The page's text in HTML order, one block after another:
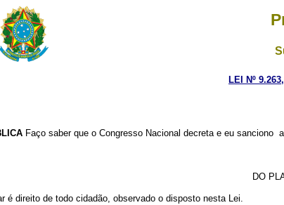
LEI Nº
Faço saber que o Congresso Nacional decreta e eu sanciono
DO
é direito de todo cidadão, observado o disposto nesta Lei.